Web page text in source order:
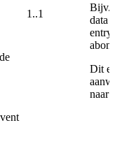
1..1
Bijv.
data
entry
Dit
naar